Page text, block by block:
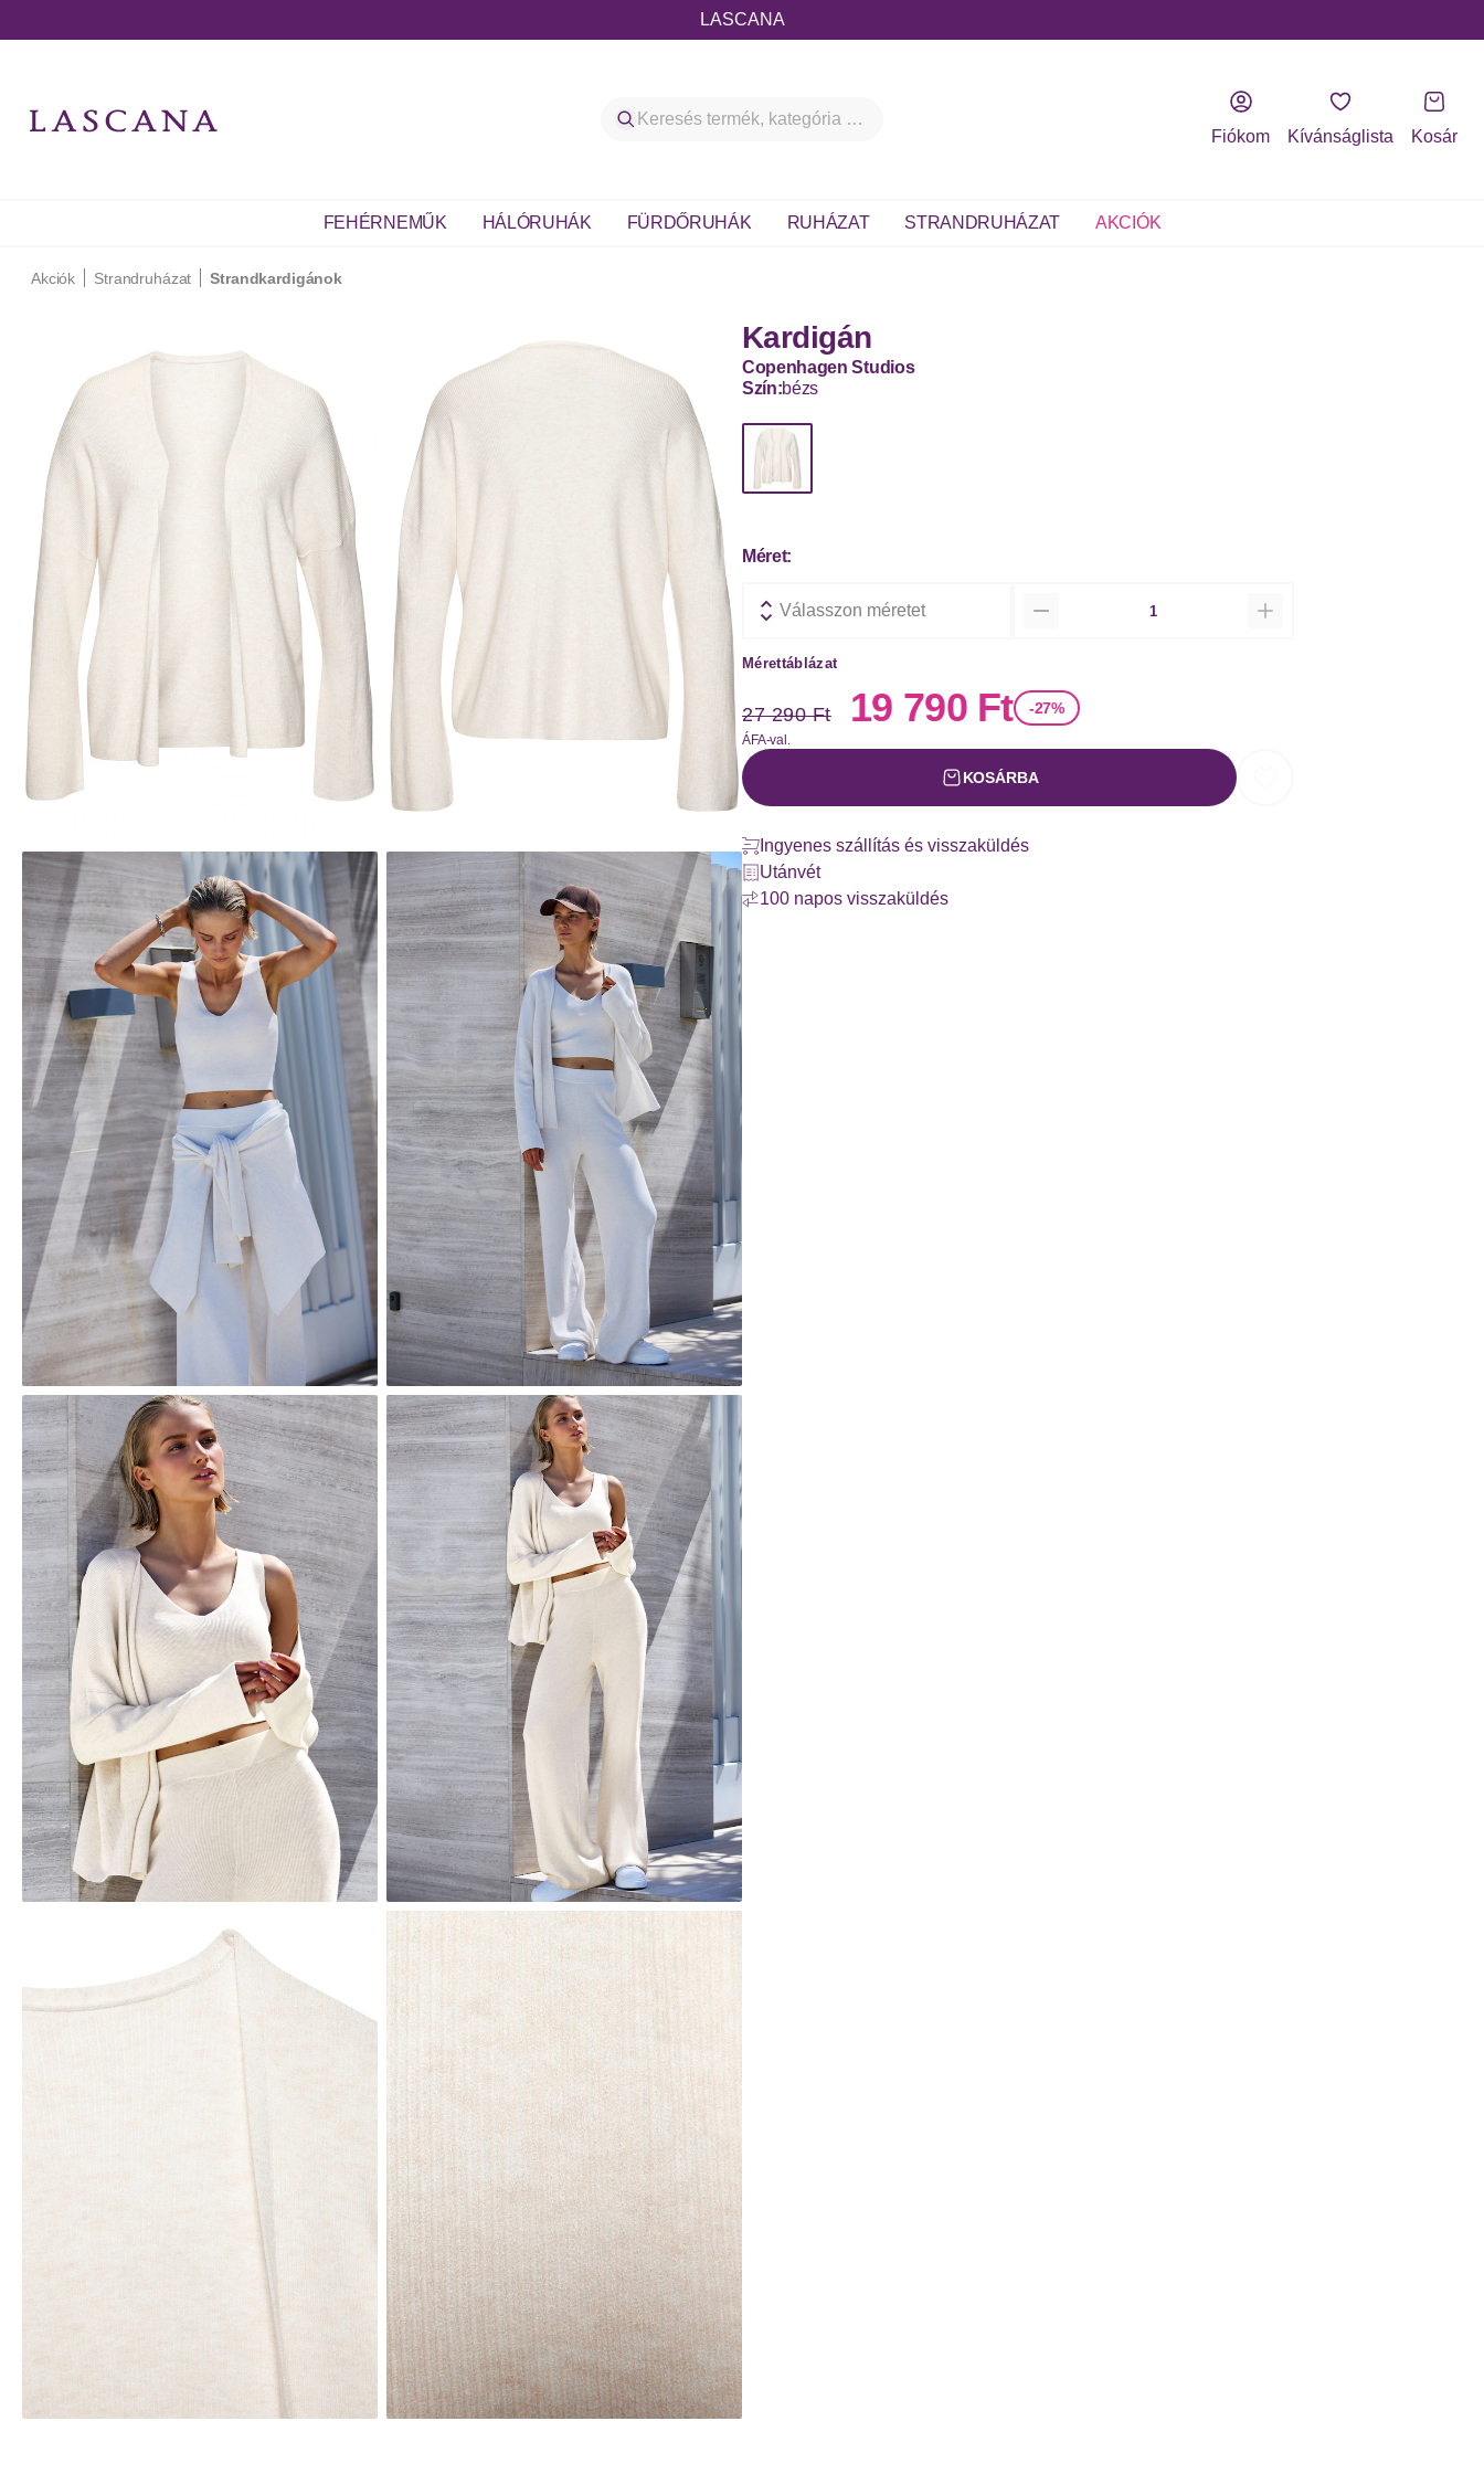
LASCANA
Fiókom Kívánságlista Kosár
FEHÉRNEMŰK HÁLÓRUHÁK FÜRDŐRUHÁK RUHÁZAT STRANDRUHÁZAT AKCIÓK
Akciók Strandruházat Strandkardigánok
Kardigán
Copenhagen Studios
Szín:bézs
Méret:
Válasszon méretet
Mérettáblázat
27 290 Ft
Új ár
19 790 Ft -27%
ÁFA-val.
KOSÁRBA
Ingyenes szállítás és visszaküldés
Utánvét
100 napos visszaküldés